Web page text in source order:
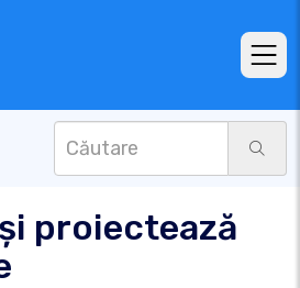
proiectează